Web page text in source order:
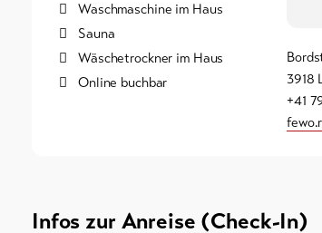
Waschmaschine im Haus
Sauna
Wäschetrockner im Haus
Online buchbar
3918
+41
Infos zur Anreise (Check-In)